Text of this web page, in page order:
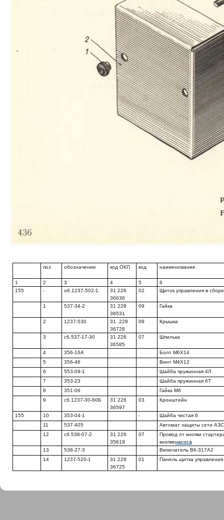
поз обозначение код ОКП код наименование
1 2 3 4 5
6
155
- об.1237-502-1
31 226
36636
02 Щиток управления в сборе
1 537-34-2
31 228
36531
09 Гайка
2 1237-530
31 .228
36728
09 Крышка
3 сб.537-17-30
31 226
36585
07 Шпилька
4 356-16А
Болт М6Х14
5
356-46
Винт М4Х12
6
553-09-1
Шайба пружинная 4Л
7
353-23
Шайба пружинная 6Т
8
351-06
Гайка Мб
9
сб.1237-30-60Б
31 226
36597
03 Кронштейн
155 10 353-04-1 -
Шайба чистая 6
11
537-405
Автомат защиты сети
12
сб.538-07-2
31 226
35619
07
Провод от кнопки
кнопкенасоса
13
538-27-3
Включатель ВК-317А2
14
1237-520-1
31 228
36725
01 Панель щитка управления